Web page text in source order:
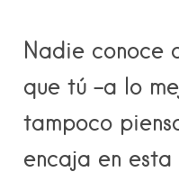
Nadie conoce
que tú -a lo
tampoco
encaja en